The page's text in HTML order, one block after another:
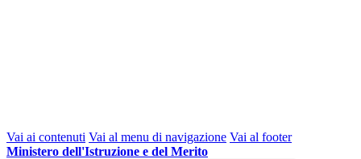
Vai ai contenuti Vai al menu di navigazione Vai al footer
Ministero dell'Istruzione e del Merito